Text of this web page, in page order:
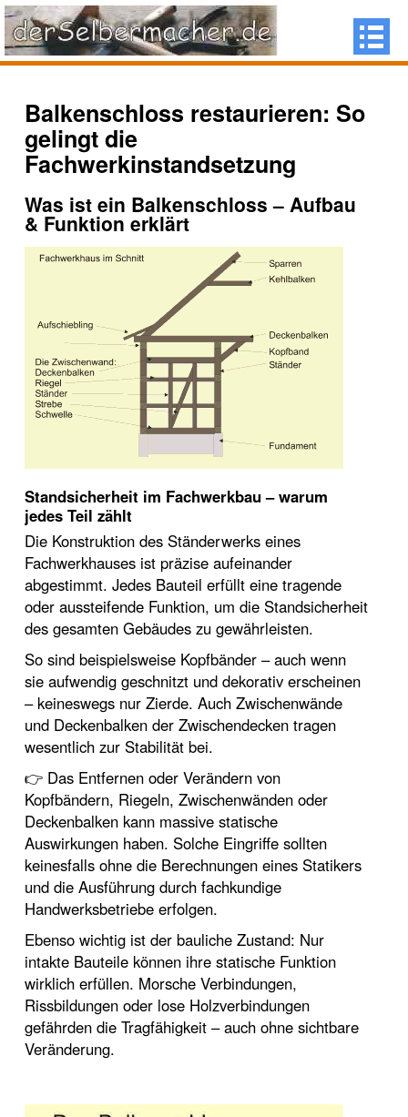
Balkenschloss restaurieren: So
gelingt die
Fachwerkinstandsetzung
Was ist ein Balkenschloss – Aufbau
& Funktion erklärt
️Standsicherheit im Fachwerkbau – warum
jedes Teil zählt
Die Konstruktion des Ständerwerks eines
Fachwerkhauses ist präzise aufeinander
abgestimmt. Jedes Bauteil erfüllt eine tragende
oder aussteifende Funktion, um die Standsicherheit
des gesamten Gebäudes zu gewährleisten.
So sind beispielsweise Kopfbänder – auch wenn
sie aufwendig geschnitzt und dekorativ erscheinen
– keineswegs nur Zierde. Auch Zwischenwände
und Deckenbalken der Zwischendecken tragen
wesentlich zur Stabilität bei.
👉 Das Entfernen oder Verändern von
Kopfbändern, Riegeln, Zwischenwänden oder
Deckenbalken kann massive statische
Auswirkungen haben. Solche Eingriffe sollten
keinesfalls ohne die Berechnungen eines Statikers
und die Ausführung durch fachkundige
Handwerksbetriebe erfolgen.
Ebenso wichtig ist der bauliche Zustand: Nur
intakte Bauteile können ihre statische Funktion
wirklich erfüllen. Morsche Verbindungen,
Rissbildungen oder lose Holzverbindungen
gefährden die Tragfähigkeit – auch ohne sichtbare
Veränderung.